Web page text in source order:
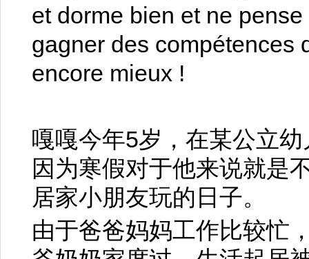
et dorme bien et ne
gagner des compétences
encore mieux !
嘎嘎今年5岁，在某公立
因为寒假对于他来说就是
居家小朋友玩的日子。
由于爸爸妈妈工作比较忙